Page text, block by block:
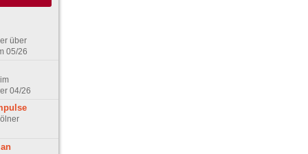
über
05/26
04/26